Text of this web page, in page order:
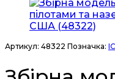
Артикул: 48322 Позначка: